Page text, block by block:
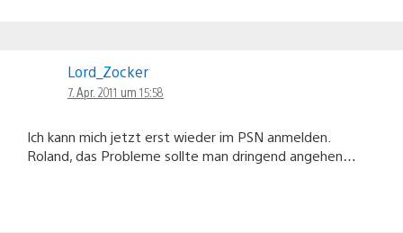
Lord_Zocker
7. Apr. 2011 um 15:58
Ich kann mich jetzt erst wieder im PSN anmelden.
Roland, das Probleme sollte man dringend angehen…